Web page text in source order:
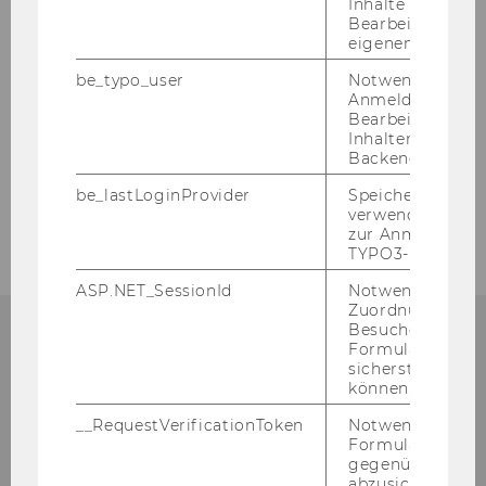
Kooperationspartner
Kontakt
Inhalte oder zur
Bearbeitung des
eigenen Profils.
be_typo_user
Notwendig für
Anmeldung und
Bearbeitung von
Inhalten im
Backend.
be_lastLoginProvider
Speichert die
verwendete
zur Anmeldung
TYPO3-Backend.
ASP.NET_SessionId
Notwendig, um
Zuordnung von
Besucher zu
sicherstellen zu
können.
__RequestVerificationToken
Notwendig, um
gegenüber